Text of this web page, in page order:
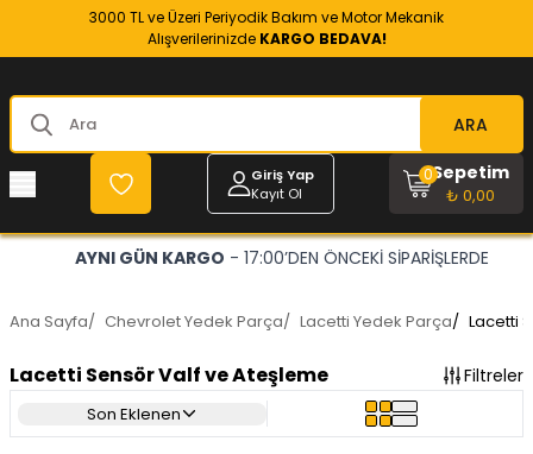
3000 TL ve Üzeri Periyodik Bakım ve Motor Mekanik
Alışverilerinizde KARGO BEDAVA!
ARA
Giriş Yap
Kayıt Ol
Sepetim
₺ 0,00
0
AYNI GÜN KARGO - 17:00’DEN ÖNCEKİ SİPARİŞLERDE
Ana Sayfa/ Chevrolet Yedek Parça/ Lacetti Yedek Parça/ Lacetti
Lacetti Sensör Valf ve Ateşleme Filtreler
Son Eklenen